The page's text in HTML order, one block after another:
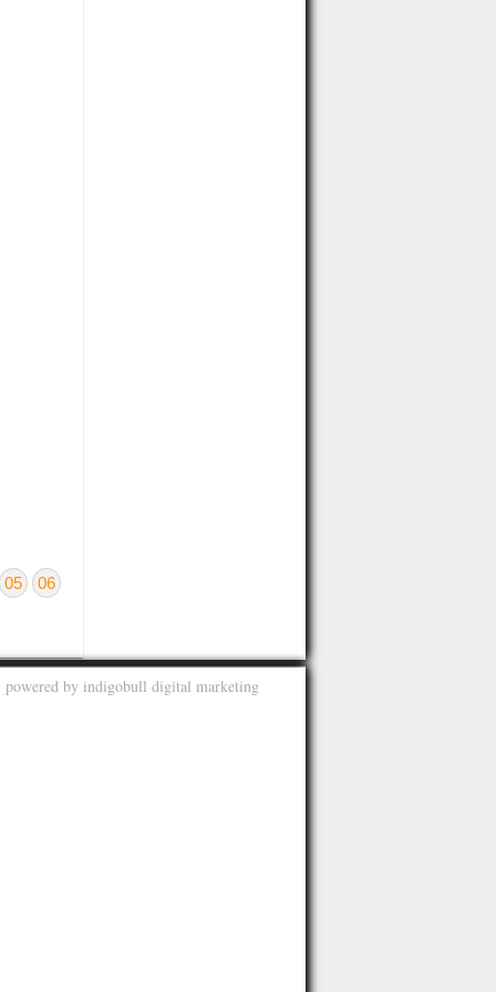
05 06
powered by indigobull digital marketing